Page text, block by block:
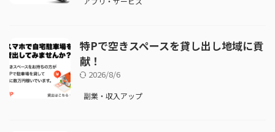
特Pで空きスペースを貸し出し地域に貢
献！
2026/8/6
副業・収入アップ